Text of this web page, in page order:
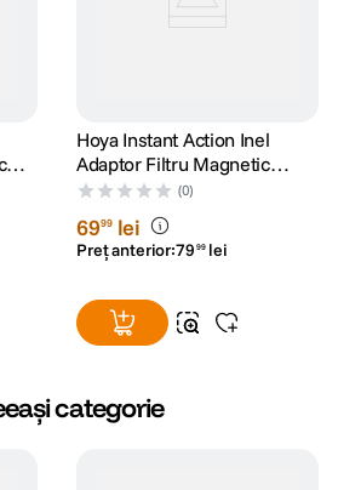
Hoya Instant Action Inel
Adaptor Filtru Magnetic
Montare pe Obiectiv Foto
62mm
(0)
6999 lei
Preț anterior:79 99 lei
categorie